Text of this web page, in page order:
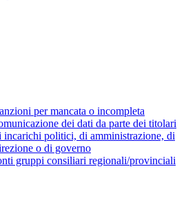
per mancata o incompleta
dei dati da parte dei titolari
incarichi politici, di amministrazione, di
o di governo
gruppi consiliari regionali/provinciali